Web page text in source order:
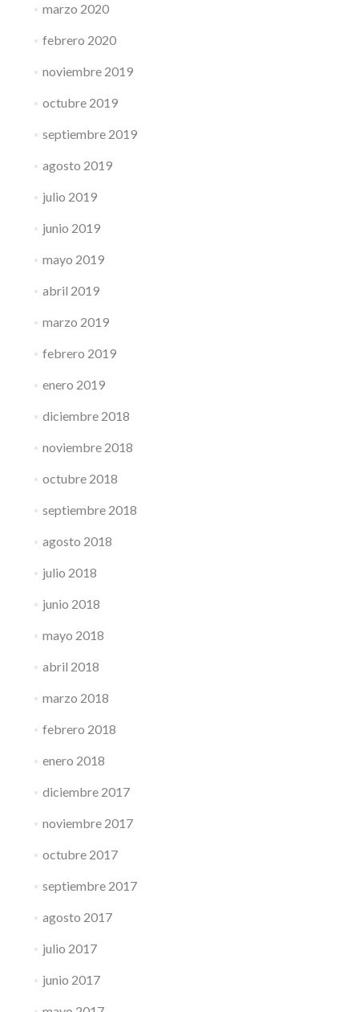
marzo 2020
febrero 2020
noviembre 2019
octubre 2019
septiembre 2019
agosto 2019
julio 2019
junio 2019
mayo 2019
abril 2019
marzo 2019
febrero 2019
enero 2019
diciembre 2018
noviembre 2018
octubre 2018
septiembre 2018
agosto 2018
julio 2018
junio 2018
mayo 2018
abril 2018
marzo 2018
febrero 2018
enero 2018
diciembre 2017
noviembre 2017
octubre 2017
septiembre 2017
agosto 2017
julio 2017
junio 2017